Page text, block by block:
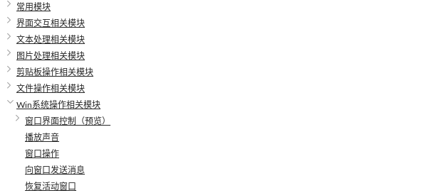
常用模块
界面交互相关模块
文本处理相关模块
图片处理相关模块
剪贴板操作相关模块
文件操作相关模块
Win系统操作相关模块
窗口界面控制（预览）
播放声音
窗口操作
向窗口发送消息
恢复活动窗口